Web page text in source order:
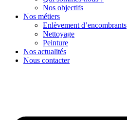
Nos objectifs
Nos métiers
Enlèvement d’encombrants
Nettoyage
Peinture
Nos actualités
Nous contacter